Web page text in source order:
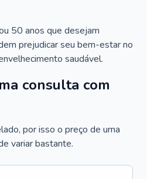
50 anos que desejam
prejudicar seu bem-estar no
saudável.
consulta com
por isso o preço de uma
variar bastante.